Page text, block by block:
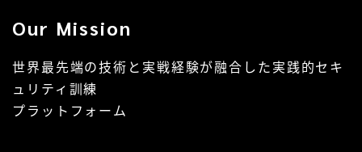
Our Mission
世界最先端の技術と実戦経験が融合した実践的セキ
ュリティ訓練
プラットフォーム